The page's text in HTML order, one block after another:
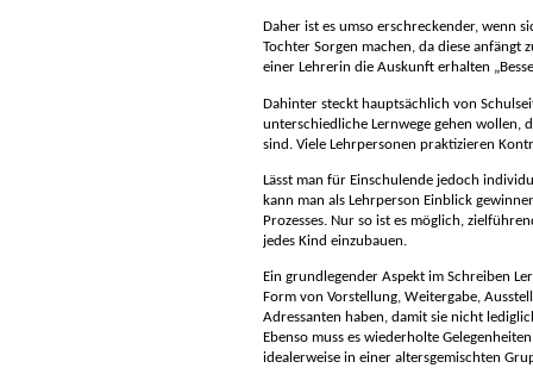
Daher ist es umso erschreckender, wenn
Tochter Sorgen machen, da diese anfängt
einer Lehrerin die Auskunft erhalten
Dahinter steckt hauptsächlich von
unterschiedliche Lernwege gehen wollen,
sind. Viele Lehrpersonen praktizieren
Lässt man für Einschulende jedoch
kann man als Lehrperson Einblick
Prozesses. Nur so ist es möglich,
jedes Kind einzubauen.
Ein grundlegender Aspekt im Schreiben
Form von Vorstellung, Weitergabe,
Adressanten haben, damit sie nicht
Ebenso muss es wiederholte
idealerweise in einer altersgemischten